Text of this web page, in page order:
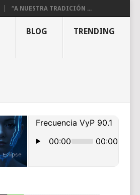
“A NUESTRA TRADICIÓN ...
BLOG TRENDING